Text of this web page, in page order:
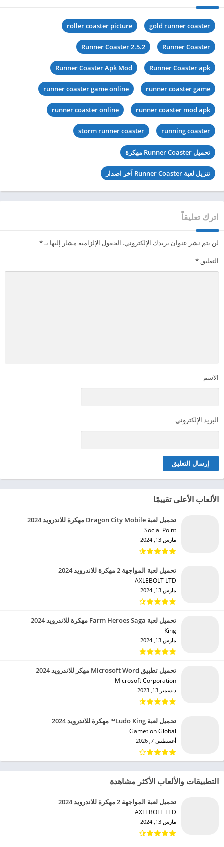
gold runner coaster
roller coaster picture
Runner Coaster
Runner Coaster 2.5.2
Runner Coaster apk
Runner Coaster Apk Mod
runner coaster game
runner coaster game online
runner coaster mod apk
runner coaster online
running coaster
storm runner coaster
تحميل Runner Coaster مهكرة
تنزيل لعبة Runner Coaster آخر اصدار
اترك تعليقاً
لن يتم نشر عنوان بريدك الإلكتروني. الحقول الإلزامية مشار إليها بـ*
التعليق*
الاسم
البريد الإلكتروني
الألعاب الأعلى تقييمًا
تحميل لعبة Dragon City Mobile مهكرة للاندرويد 2024
Social Point‏
مارس 13, 2024
تحميل لعبة المواجهة 2 مهكرة للاندرويد 2024
AXLEBOLT LTD‏
مارس 13, 2024
تحميل لعبة Farm Heroes Saga مهكرة للاندرويد 2024
King‏
مارس 13, 2024
تحميل تطبيق Microsoft Word مهكر للاندرويد 2024
Microsoft Corporation‏
ديسمبر 13, 2023
تحميل لعبة Ludo King™ مهكرة للاندرويد 2024
Gametion Global‏
أغسطس 7, 2026
التطبيقات والألعاب الأكثر مشاهدة
تحميل لعبة المواجهة 2 مهكرة للاندرويد 2024
AXLEBOLT LTD‏
مارس 13, 2024